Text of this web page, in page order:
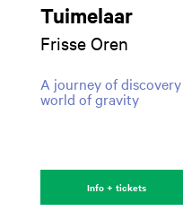
Tuimelaar
Frisse Oren
A journey of
world of gravity
Info + tickets